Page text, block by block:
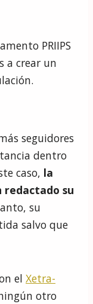
PRIIPS
a crear un
seguidores
dentro
caso, la
redactado su
su
salvo que
el Xetra-
otro